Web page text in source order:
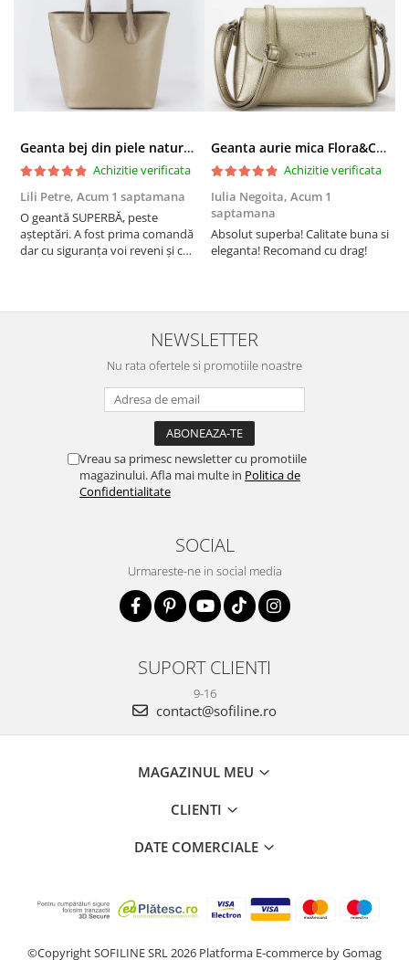
Geanta bej din piele naturala 8966 123
Achizitie verificata
Lili Petre, Acum 1 saptamana
O geantă SUPERBĂ, peste
așteptări. A fost prima comandă
dar cu siguranța voi reveni și cu
doua zi). RECOMAND SOFILINE!!!
Geanta aurie mica Flora&CO Paris H6930 16
Achizitie verificata
Iulia Negoita, Acum 1
saptamana
Absolut superba! Calitate buna si
eleganta! Recomand cu drag!
NEWSLETTER
Nu rata ofertele si promotiile noastre
Vreau sa primesc newsletter cu promotiile
magazinului. Afla mai multe in Politica de
Confidentialitate
SOCIAL
Urmareste-ne in social media
SUPORT CLIENTI
9-16
contact@sofiline.ro
MAGAZINUL MEU
CLIENTI
DATE COMERCIALE
©Copyright SOFILINE SRL 2026 Platforma E-commerce by Gomag